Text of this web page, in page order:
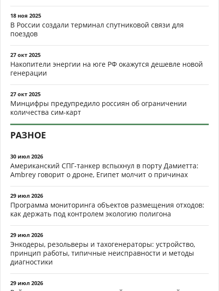
18 ноя 2025
В России создали терминал спутниковой связи для
поездов
27 окт 2025
Накопители энергии на юге РФ окажутся дешевле новой
генерации
27 окт 2025
Минцифры предупредило россиян об ограничении
количества сим-карт
РАЗНОЕ
30 июл 2026
Американский СПГ-танкер вспыхнул в порту Дамиетта:
Ambrey говорит о дроне, Египет молчит о причинах
29 июл 2026
Программа мониторинга объектов размещения отходов:
как держать под контролем экологию полигона
29 июл 2026
Энкодеры, резольверы и тахогенераторы: устройство,
принцип работы, типичные неисправности и методы
диагностики
29 июл 2026